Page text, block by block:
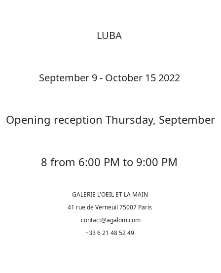
LUBA
September 9 - October 15 2022
Opening reception Thursday, September
8 from 6:00 PM to 9:00 PM
GALERIE L'OEIL ET LA MAIN
41 rue de Verneuil 75007 Paris
contact@agalom.com
+33 6 21 48 52 49